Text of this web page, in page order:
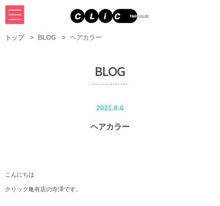
トップ BLOG ヘアカラー
BLOG
2021.8.6
ヘアカラー
こんにちは
クリック亀有店の寺澤です。